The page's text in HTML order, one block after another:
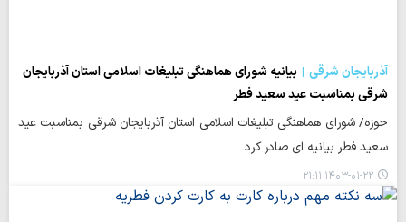
آذربایجان شرقی
بیانیه شورای هماهنگی تبلیغات اسلامی استان آذربایجان
شرقی بمناسبت عید سعید فطر
حوزه/ شورای هماهنگی تبلیغات اسلامی استان آذربایجان شرقی بمناسبت عید
سعید فطر بیانیه ای صادر کرد.
۱۴۰۳-۰۱-۲۲ ۲۱:۱۱